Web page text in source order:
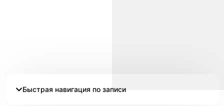
Быстрая навигация по записи